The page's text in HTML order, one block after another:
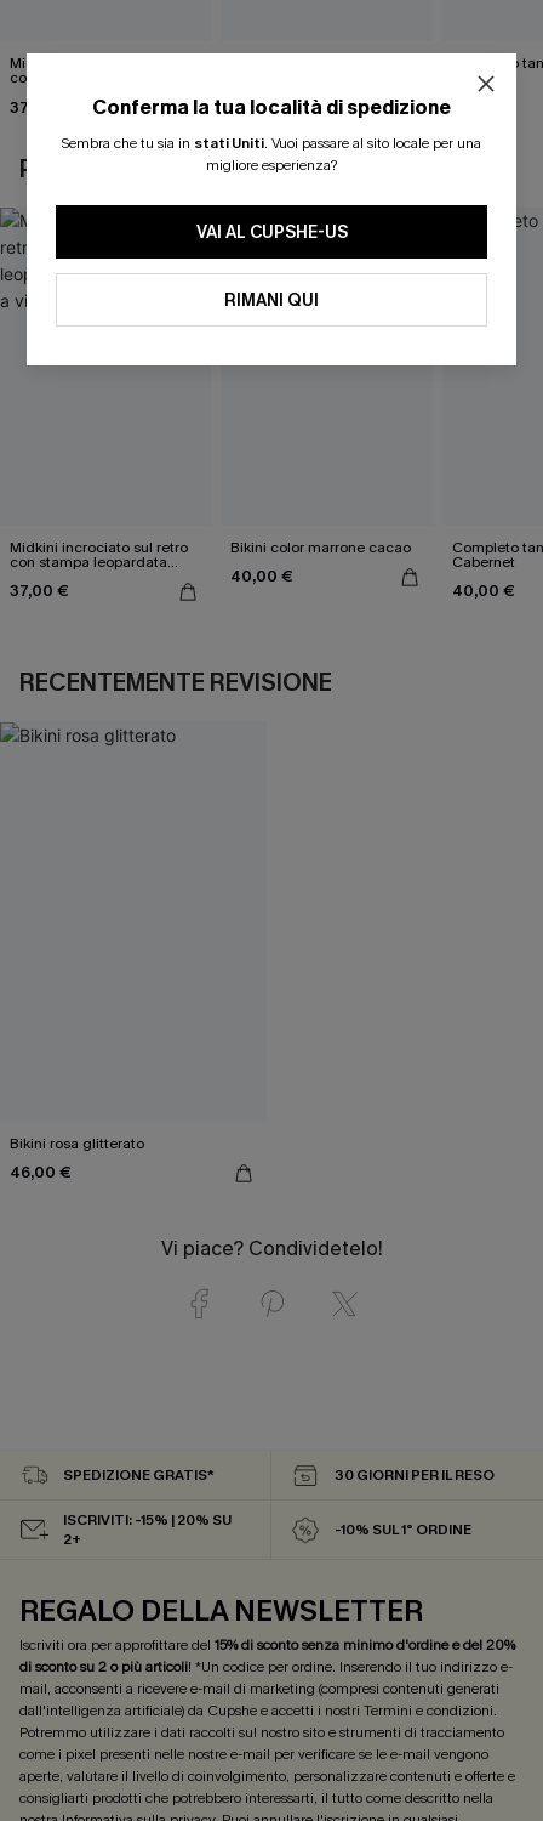
Midkini incrociato sul retro
con stampa leopardata
37,00 €
Completo
Cabernet
POTREBBE INTERESSARTI ANCHE
Midkini incrociato sul retro
con stampa leopardata
37,00 €
Bikini color marrone cacao
40,00 €
Completo
Cabernet
40,00 €
RECENTEMENTE REVISIONE
Bikini rosa glitterato
46,00 €
Vi piace? Condividetelo!
Conferma la tua località di spedizione
Sembra che tu sia in stati Uniti. Vuoi passare al sito locale per una
migliore esperienza?
VAI AL CUPSHE-US
RIMANI QUI
SPEDIZIONE GRATIS* 30 GIORNI PER IL RESO
ISCRIVITI: -15% | 20% SU
2+
-10% SUL 1° ORDINE
REGALO DELLA NEWSLETTER
Iscriviti ora per approfittare del 15% di sconto senza minimo d'ordine e del 20%
di sconto su 2 o più articoli! *Un codice per ordine. Inserendo il tuo indirizzo e-
mail, acconsenti a ricevere e-mail di marketing (compresi contenuti generati
dall'intelligenza artificiale) da Cupshe e accetti i nostri Termini e condizioni.
Potremmo utilizzare i dati raccolti sul nostro sito e strumenti di tracciamento
come i pixel presenti nelle nostre e-mail per verificare se le e-mail vengono
aperte, valutare il livello di coinvolgimento, personalizzare contenuti e offerte e
consigliarti prodotti che potrebbero interessarti, il tutto come descritto nella